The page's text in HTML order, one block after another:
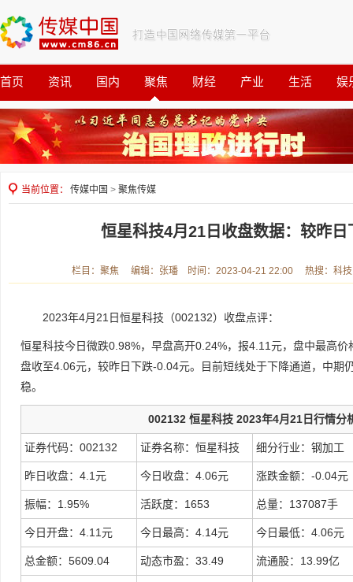
首页 资讯 国内 聚焦 财经 产业 生活 娱
观察 公益
当前位置： 传媒中国 > 聚焦传媒
恒星科技4月21日收盘数据：较昨日
栏目：聚焦 编辑：张璠 时间：2023-04-21 22:00 热搜：科
2023年4月21日恒星科技（002132）收盘点评：
恒星科技今日微跌0.98%，早盘高开0.24%，报4.11元，盘中最高
盘收至4.06元，较昨日下跌-0.04元。目前短线处于下降通道，中期
稳。
002132 恒星科技 2023年4月21日行情分
证券代码：002132 证券名称：恒星科技 细分行业：钢加工
昨日收盘：4.1元 今日收盘：4.06元 涨跌金额：-0.04元
振幅：1.95% 活跃度：1653 总量：137087手
今日开盘：4.11元 今日最高：4.14元 今日最低：4.06元
总金额：5609.04 动态市盈：33.49 流通股：13.99亿